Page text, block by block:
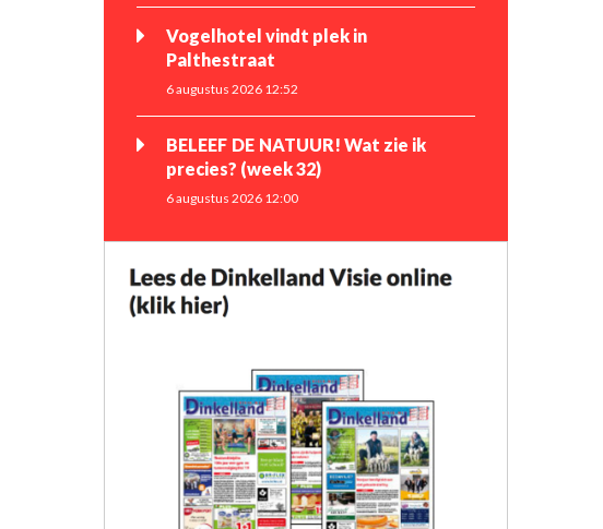
Vogelhotel vindt plek in
Palthestraat
6 augustus 2026 12:52
BELEEF DE NATUUR! Wat zie ik
precies? (week 32)
6 augustus 2026 12:00